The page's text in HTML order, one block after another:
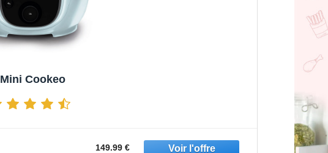
Mini Cookeo
149.99 €